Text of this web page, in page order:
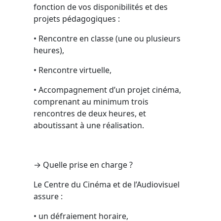
fonction de vos disponibilités et des
projets pédagogiques :
• Rencontre en classe (une ou plusieurs
heures),
• Rencontre virtuelle,
• Accompagnement d’un projet cinéma,
comprenant au minimum trois
rencontres de deux heures, et
aboutissant à une réalisation.
→ Quelle prise en charge ?
­Le Centre du Cinéma et de l’Audiovisuel
assure :
• un défraiement horaire,